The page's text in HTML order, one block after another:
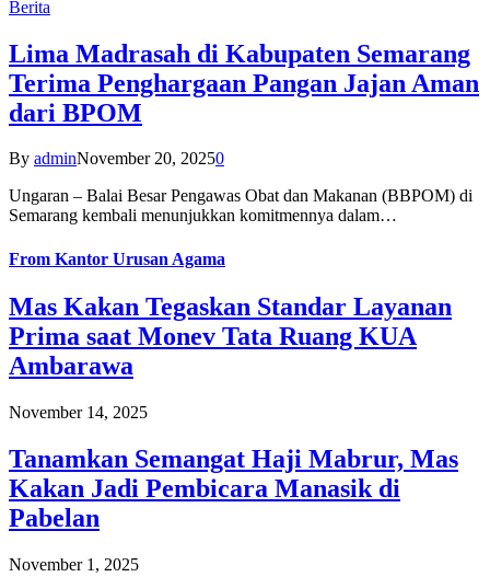
Berita
Lima Madrasah di Kabupaten Semarang
Terima Penghargaan Pangan Jajan Aman
dari BPOM
By adminNovember 20, 20250
Ungaran – Balai Besar Pengawas Obat dan Makanan (BBPOM) di
Semarang kembali menunjukkan komitmennya dalam…
From Kantor Urusan Agama
Mas Kakan Tegaskan Standar Layanan
Prima saat Monev Tata Ruang KUA
Ambarawa
November 14, 2025
Tanamkan Semangat Haji Mabrur, Mas
Kakan Jadi Pembicara Manasik di
Pabelan
November 1, 2025